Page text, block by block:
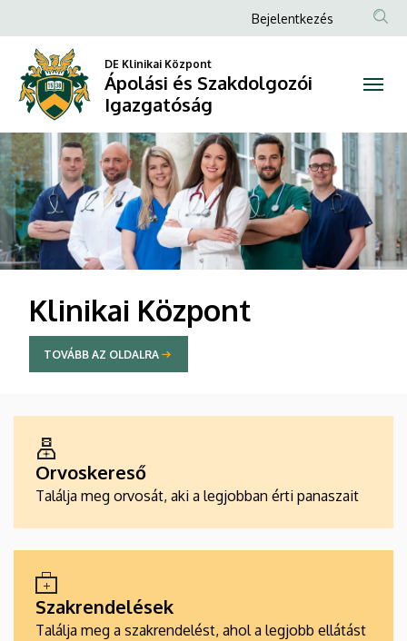
és
Szakdolgozói
Igazgatóság
Anonim
fiók
menüje
Bejelentkezés
DE Klinikai Központ
Ápolási és Szakdolgozói
Igazgatóság
DIAVETÍTÉS
Klinikai Központ
TOVÁBB AZ OLDALRA
Orvoskereső
Találja meg orvosát, aki a legjobban érti panaszait
Szakrendelések
Találja meg a szakrendelést, ahol a legjobb ellátást